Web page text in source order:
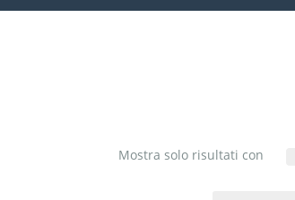
Mostra solo risultati con